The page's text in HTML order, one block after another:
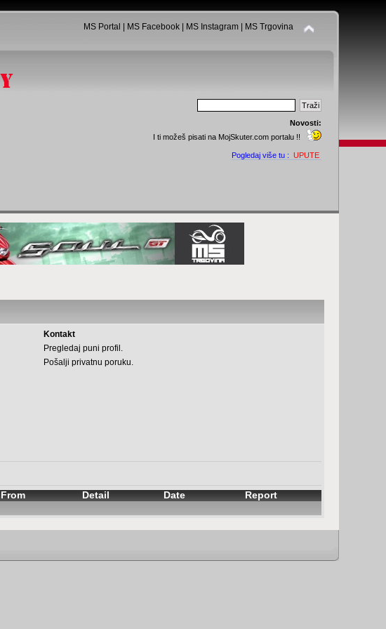
MS Portal MS Facebook| MS Instagram| MS Trgovina
Novosti:
I ti možeš pisati na MojSkuter.com portalu !!
Pogledaj više tu : UPUTE
Kontakt
Pregledaj puni profil.
Pošalji privatnu poruku.
From Detail Date Report